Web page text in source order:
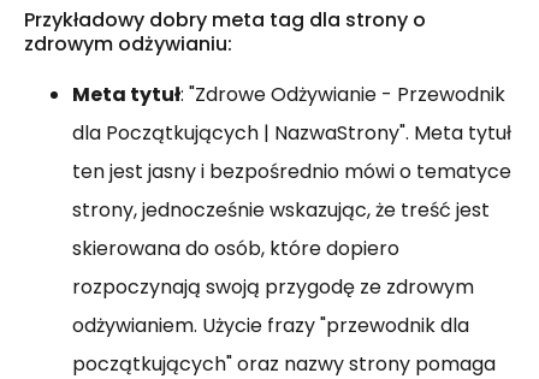
Przykładowy dobry meta tag dla strony o
zdrowym odżywianiu:
Meta tytuł: "Zdrowe Odżywianie - Przewodnik
dla Początkujących | NazwaStrony". Meta tytuł
ten jest jasny i bezpośrednio mówi o tematyce
strony, jednocześnie wskazując, że treść jest
skierowana do osób, które dopiero
rozpoczynają swoją przygodę ze zdrowym
odżywianiem. Użycie frazy "przewodnik dla
początkujących" oraz nazwy strony pomaga